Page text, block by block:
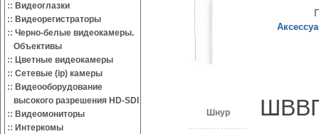
:: Видеоглазки
:: Видеорегистраторы
:: Черно-белые видеокамеры.
Объективы
:: Цветные видеокамеры
:: Сетевые (ip) камеры
:: Видеооборудование
высокого разрешения HD-SDI
:: Видеомониторы
:: Интеркомы
Шнур